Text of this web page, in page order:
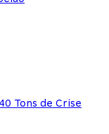
40 Tons de Crise